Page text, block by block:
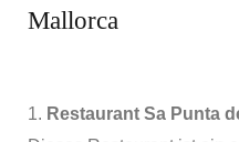
Mallorca
1. Restaurant Sa Punta